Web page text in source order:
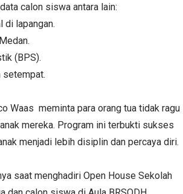
calon siswa antara lain:
di lapangan.
(BPS).
setempat.
Waas meminta para orang tua tidak ragu
mereka. Program ini terbukti sukses
menjadi lebih disiplin dan percaya diri.
saat menghadiri Open House Sekolah